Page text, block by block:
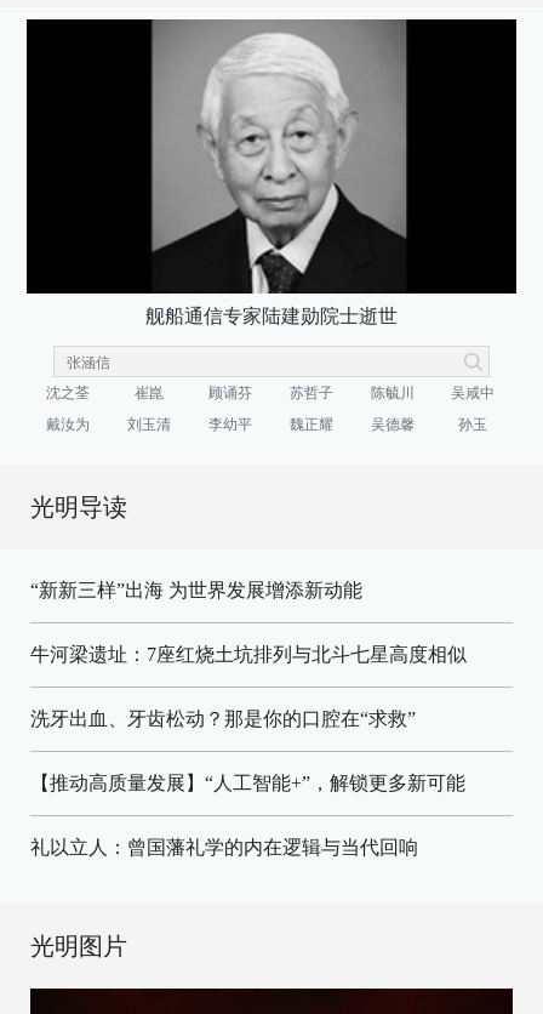
舰船通信专家陆建勋院士逝世
沈之荃 崔崑 顾诵芬 苏哲子 陈毓川
吴咸中
戴汝为
刘玉清 李幼平 魏正耀 吴德馨 孙玉
光明导读
“新新三样”出海 为世界发展增添新动能
牛河梁遗址：7座红烧土坑排列与北斗七星高度相似
洗牙出血、牙齿松动？那是你的口腔在“求救”
【推动高质量发展】“人工智能+”，解锁更多新可能
礼以立人：曾国藩礼学的内在逻辑与当代回响
光明图片